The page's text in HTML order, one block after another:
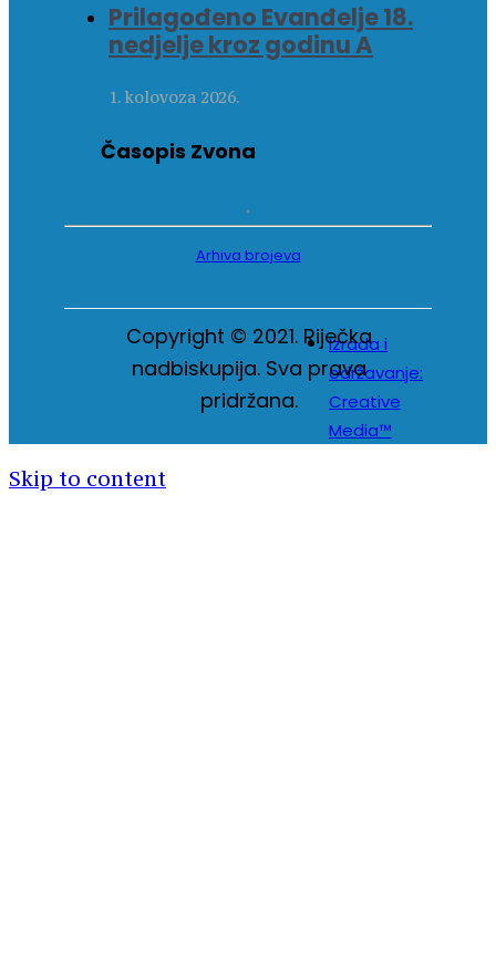
Prilagođeno Evanđelje 18.
nedjelje kroz godinu A
1. kolovoza 2026.
Časopis Zvona
Arhiva brojeva
Copyright © 2021. Riječka
nadbiskupija. Sva prava
pridržana.
Izrada i
održavanje:
Creative
Media™
Skip to content